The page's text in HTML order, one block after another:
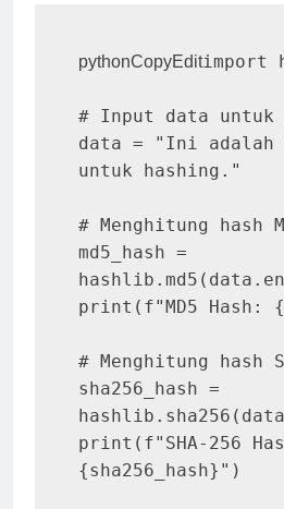
pythonCopyEditimport
# Input data untuk
data = "Ini adalah
untuk hashing."
# Menghitung hash
md5_hash =
print(f"MD5 Hash:
# Menghitung hash
sha256_hash =
print(f"SHA-256